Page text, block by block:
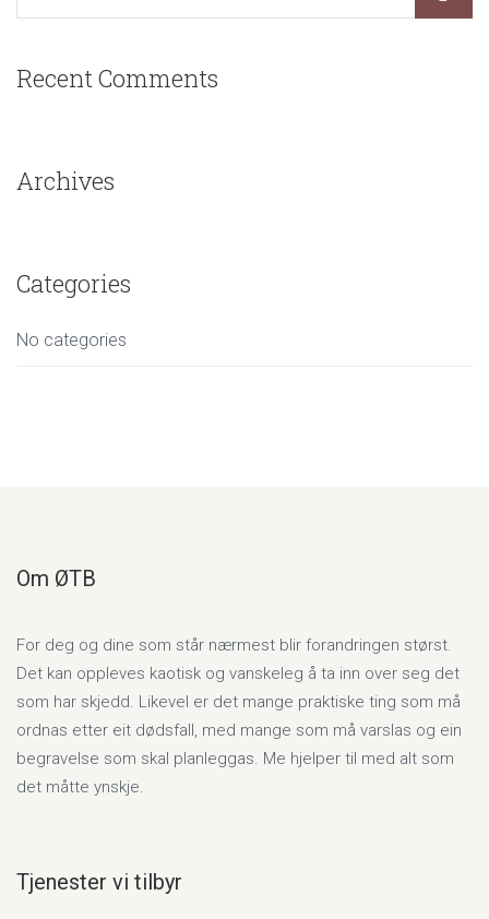
Recent Comments
Archives
Categories
No categories
Om ØTB
For deg og dine som står nærmest blir forandringen størst.
Det kan oppleves kaotisk og vanskeleg å ta inn over seg det
som har skjedd. Likevel er det mange praktiske ting som må
ordnas etter eit dødsfall, med mange som må varslas og ein
begravelse som skal planleggas. Me hjelper til med alt som
det måtte ynskje.
Tjenester vi tilbyr